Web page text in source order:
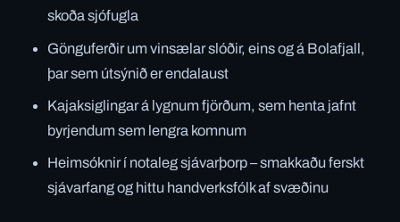
skoða sjófugla
Gönguferðir um vinsælar slóðir, eins og á Bolafjall,
þar sem útsýnið er endalaust
Kajaksiglingar á lygnum fjörðum, sem henta jafnt
byrjendum sem lengra komnum
Heimsóknir í notaleg sjávarþorp – smakkaðu ferskt
sjávarfang og hittu handverksfólk af svæðinu